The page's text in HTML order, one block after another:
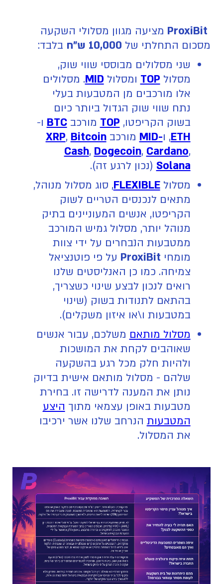
ProxiBit מציעה מגוון מסלולי השקעה
מסכום התחלתי של
בלבד:
שני מסלולים מבוססי שווי שוק,
מסלול TOP ומסלול MID. מסלולים
אלו מורכבים מן המטבעות בעלי
נתח שווי שוק הגדול ביותר כיום
בשוק הקריפטו, TOP מורכבBTC ו-
ETH, ו-MID מורכב XRP, Bitcoin
Cash, Dogecoin, Cardano,
Solana (נכון לרגע זה).
מסלולFLEXIBLE, סוג מסלול מנוהל,
מתאים לנכנסים הטריים לשוק
הקריפטו, אנשים המעוניינים בתיק
מנוהל יותר, מסלול גמיש המורכב
ממטבעות הנבחרים על ידי צוות
מומחי ProxiBit על פי פוטנציאל
צמיחה. כמו כן האנליסטים שלנו
רואים לנכון לבצע שינוי כשצריך,
בהתאם לתנודות בשוק (שינוי
במטבעות ו\או איזון משקלים).
מסלול מותאם משלכם, עבור אנשים
שאוהבים לקחת את המושכות
ולהיות חלק מכל רגע בהשקעה
שלהם - מסלול מותאם אישית בדיוק
נותן את המענה לדרישה זו. בחירת
מטבעות באופן עצמאי מתוך היצע
המטבעות הנרחב שלנו אשר ירכיבו
את המסלול.